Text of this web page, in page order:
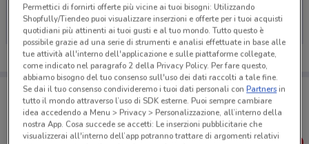
volantini nella tua zona. Riprova più tardi.
Porta DoveConviene sempre con te!
Puoi trovare le migliori offerte dei negozi vicino a te,
salvarle e creare la tua lista del risparmio, comodamente
dal tuo cellulare.
Permettici di fornirti offerte più vicine ai tuoi bisogni: Utilizzando
Shopfully/Tiendeo puoi visualizzare inserzioni e offerte per i tuoi acquisti
quotidiani più attinenti ai tuoi gusti e al tuo mondo. Tutto questo è
possibile grazie ad una serie di strumenti e analisi effettuate in base alle
tue attività all'interno dell'applicazione e sulle piattaforme collegate,
come indicato nel paragrafo 2 della Privacy Policy. Per fare questo,
abbiamo bisogno del tuo consenso sull'uso dei dati raccolti a tale fine.
Se dai il tuo consenso condivideremo i tuoi dati personali conPartnersin
tutto il mondo attraverso l’uso di SDK esterne. Puoi sempre cambiare
idea accedendo a Menu > Privacy > Personalizzazione, all’interno della
nostra App. Cosa succede se accetti: Le inserzioni pubblicitarie che
visualizzerai all'interno dell’app potranno trattare di argomenti relativi